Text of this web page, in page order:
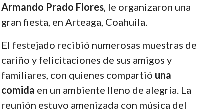
Armando Prado Flores, le organizaron una
gran fiesta, en Arteaga, Coahuila.
El festejado recibió numerosas muestras de
cariño y felicitaciones de sus amigos y
familiares, con quienes compartió una
comida en un ambiente lleno de alegría. La
reunión estuvo amenizada con música del